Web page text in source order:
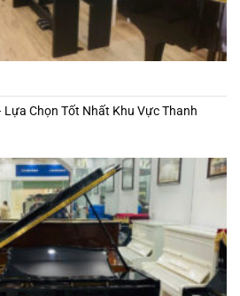
Lựa Chọn Tốt Nhất Khu Vực Thanh